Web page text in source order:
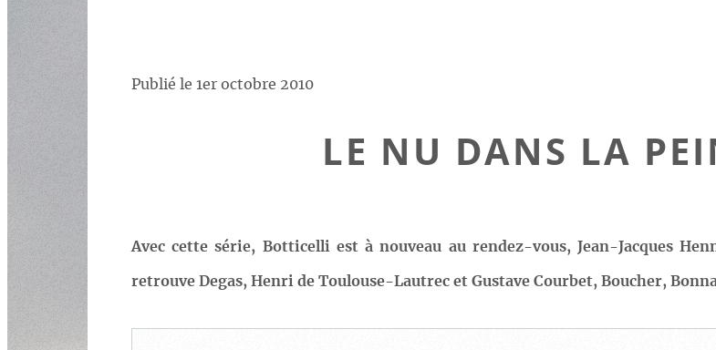
Publié le 1er octobre 2010
LE NU DANS LA
Avec cette série, Botticelli est à nouveau au rendez-vous, Jean-Jacques
retrouve Degas, Henri de Toulouse-Lautrec et Gustave Courbet, Boucher,